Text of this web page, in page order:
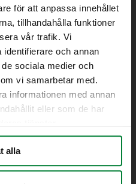
för att anpassa innehållet
tillhandahålla funktioner
vår trafik. Vi
och annan
sociala medier och
vi samarbetar med.
informationen med annan
eller som de har
alla
x 414 x 380 mm